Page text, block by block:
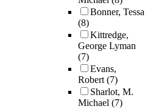
Bonner, Tessa
(8)
Kittredge,
George Lyman
(7)
Evans,
Robert(7)
Sharlot, M.
Michael (7)